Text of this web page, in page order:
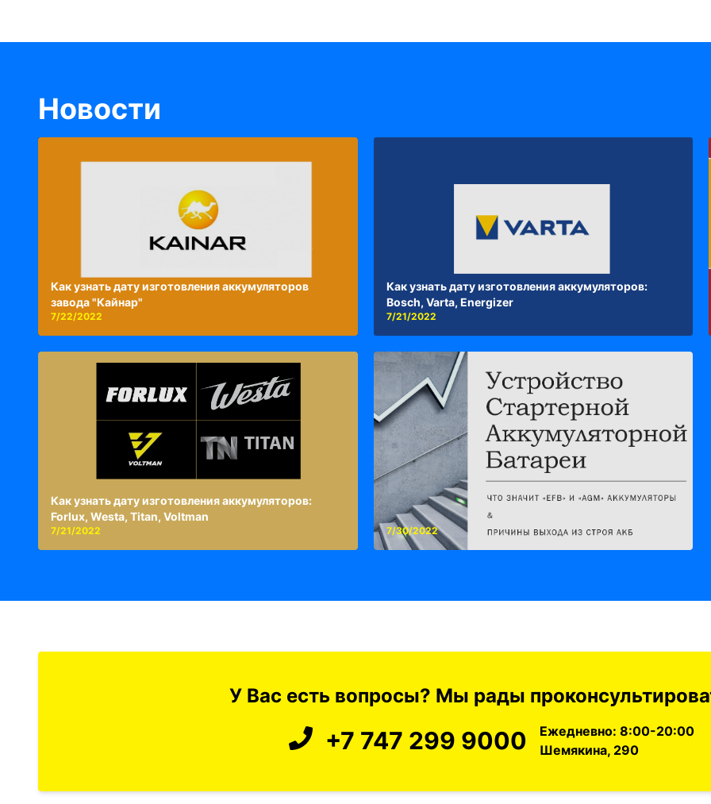
Новости
Как узнать дату изготовления аккумуляторов
завода "Кайнар"
7/22/2022
Как узнать дату изготовления аккумуляторов:
Bosch, Varta, Energizer
7/21/2022
Как узнать дату изготовления аккумуляторов:
Forlux, Westa, Titan, Voltman
7/21/2022 7/30/2022
У Вас есть вопросы? Мы рады
+7 747 299 9000
Ежедневно: 8:00-20:00
Шемякина, 290